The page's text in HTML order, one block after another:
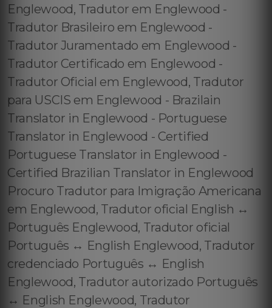
Englewood, Tradutor em Englewood -
Tradutor Brasileiro em Englewood -
Tradutor Juramentado em Englewood -
Tradutor Certificado em Englewood -
Tradutor Oficial em Englewood, Tradutor
para USCIS em Englewood - Brazilain
Translator in Englewood - Portuguese
Translator in Englewood - Certified
Portuguese Translator in Englewood -
Certified Brazilian Translator in Englewood
Procuro Tradutor para Imigração Americana
em Englewood, Tradutor oficial English ↔️
Português Englewood, Tradutor oficial
Português ↔️ English Englewood, Tradutor
credenciado Português ↔️ English
Englewood, Tradutor autorizado Português
↔️ English Englewood, Tradutor